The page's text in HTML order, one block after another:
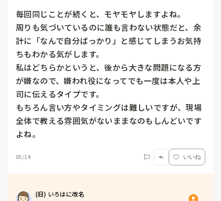
毎回同じことが続くと、モヤモヤしますよね。
周りも気づいているのに誰も言わない状態だと、余
計に「なんで自分ばっかり」と感じてしまうお気持
ちもわかる気がします。
私はどちらかというと、後から大きな問題になる方
が嫌なので、嫌われ役になってでも一度は本人や上
司に伝えるタイプです。
もちろん言い方やタイミングは難しいですが、現場
全体で教える雰囲気がないままなのもしんどいです
よね。
05/14 いいね
(旧) いろはに改名